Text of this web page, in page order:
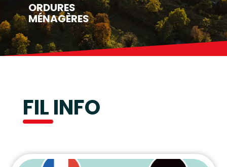
ORDURES
MÉNAGÈRES
FIL INFO